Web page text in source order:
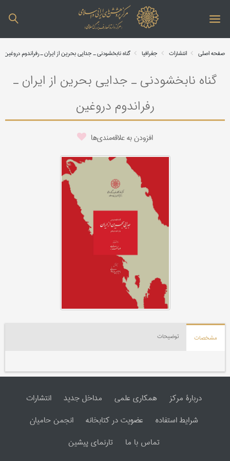
صفحه اصلی انتشارات جغرافیا گناه نابخشودنی ـ جدایی بحرین از ایران ـ رفراندوم دروغین
گناه نابخشودنی ـ جدایی بحرین از ایران ـ
رفراندوم دروغین
افزودن به علاقه‌مندی‌ها
مشخصات توضیحات
دربارۀ مرکز همکاری علمی مداخل جدید
انتشارات
شرایط استفاده
عضویت در کتابخانه
انجمن حامیان
تماس با ما
تارنمای پیشین